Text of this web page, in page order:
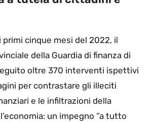
primi cinque mesi del 2022, il
della Guardia di finanza di
oltre 370 interventi ispettivi
per contrastare gli illeciti
e le infiltrazioni della
un impegno “a tutto